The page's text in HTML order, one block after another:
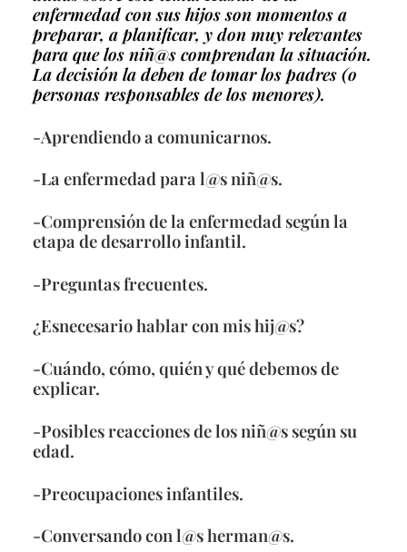
enfermedad con sus hijos son momentos a
preparar, a planificar, y don muy relevantes
para que los niñ@s comprendan la situación.
La decisión la deben de tomar los padres (o
personas responsables de los menores).
-Aprendiendo a comunicarnos.
-La enfermedad para l@s niñ@s.
-Comprensión de la enfermedad según la
etapa de desarrollo infantil.
-Preguntas frecuentes.
¿Esnecesario hablar con mis hij@s?
-Cuándo, cómo, quién y qué debemos de
explicar.
-Posibles reacciones de los niñ@s según su
edad.
-Preocupaciones infantiles.
-Conversando con l@s herman@s.